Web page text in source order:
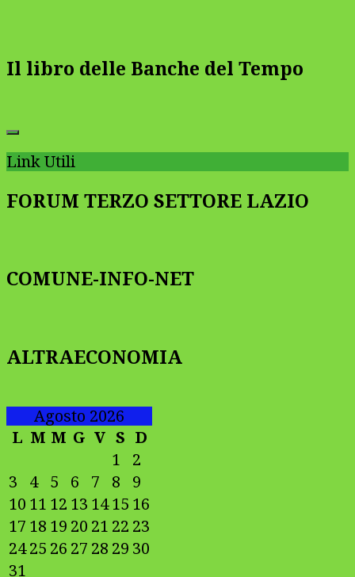
Il libro delle Banche del Tempo
Link Utili
FORUM TERZO SETTORE LAZIO
COMUNE-INFO-NET
ALTRAECONOMIA
Agosto 2026
L M M G V S D
1
2
3
4 5 6 7 8
9
10 11 12 13 14 15 16
17 18 19 20 21 22 23
24 25 26 27 28 29 30
31